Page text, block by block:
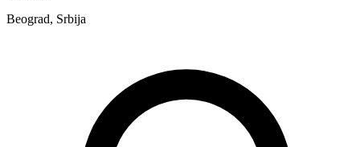
Beograd, Srbija